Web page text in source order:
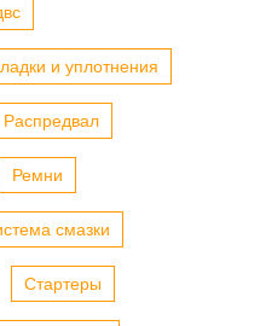
и уплотнения
Распредвал
Ремни
смазки
Стартеры